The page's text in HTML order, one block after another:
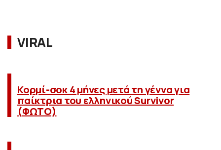
VIRAL
Κορμί-σοκ 4 μήνες μετά τη γέννα για
παίκτρια του ελληνικού Survivor
(ΦΩΤΟ)